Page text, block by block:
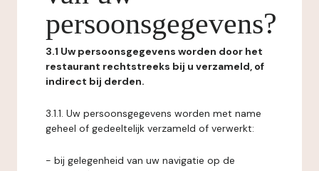
persoonsgegevens?
3.1 Uw persoonsgegevens worden door het
restaurant rechtstreeks bij u verzameld, of
indirect bij derden.
3.1.1. Uw persoonsgegevens worden met name
geheel of gedeeltelijk verzameld of verwerkt:
- bij gelegenheid van uw navigatie op de